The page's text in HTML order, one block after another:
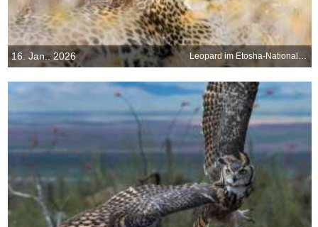
16. Jan.. 2026 Leopard im Etosha-Nationalpark, Namibia